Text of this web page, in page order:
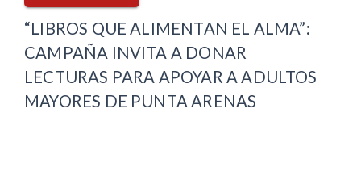
“LIBROS QUE ALIMENTAN EL ALMA”:
CAMPAÑA INVITA A DONAR
LECTURAS PARA APOYAR A ADULTOS
MAYORES DE PUNTA ARENAS